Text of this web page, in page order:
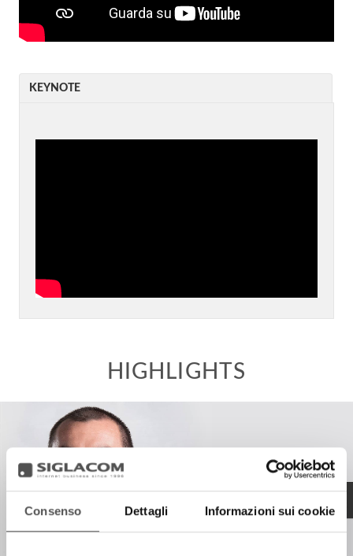
Consenso Dettagli Informazioni sui cookie
KEYNOTE